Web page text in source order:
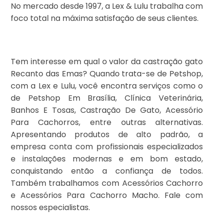
No mercado desde 1997, a Lex & Lulu trabalha com
foco total na máxima satisfação de seus clientes.
Tem interesse em qual o valor da castração gato
Recanto das Emas? Quando trata-se de Petshop,
com a Lex e Lulu, você encontra serviços como o
de Petshop Em Brasília, Clínica Veterinária,
Banhos E Tosas, Castração De Gato, Acessório
Para Cachorros, entre outras alternativas.
Apresentando produtos de alto padrão, a
empresa conta com profissionais especializados
e instalações modernas e em bom estado,
conquistando então a confiança de todos.
Também trabalhamos com Acessórios Cachorro
e Acessórios Para Cachorro Macho. Fale com
nossos especialistas.